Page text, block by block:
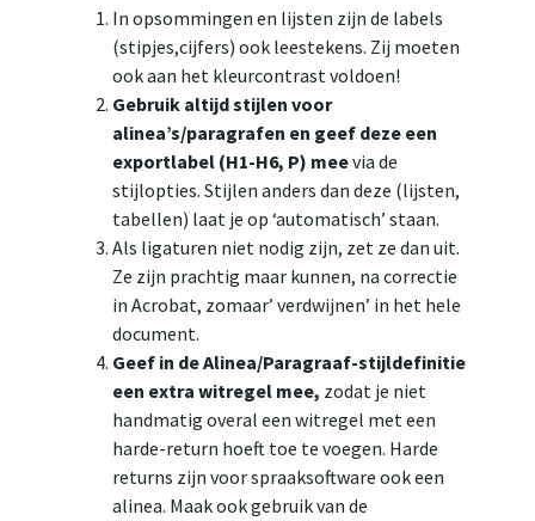
In opsommingen en lijsten zijn de labels
(stipjes,cijfers) ook leestekens. Zij moeten
ook aan het kleurcontrast voldoen!
Gebruik altijd stijlen voor
alinea’s/paragrafen en geef deze een
exportlabel (H1-H6, P) meevia de
stijlopties. Stijlen anders dan deze (lijsten,
tabellen) laat je op ‘automatisch’ staan.
Als ligaturen niet nodig zijn, zet ze dan uit.
Ze zijn prachtig maar kunnen, na correctie
in Acrobat, zomaar’ verdwijnen’ in het hele
document.
Geef in de Alinea/Paragraaf-stijldefinitie
een extra witregel mee, zodat je niet
handmatig overal een witregel met een
harde-return hoeft toe te voegen. Harde
returns zijn voor spraaksoftware ook een
alinea. Maak ook gebruik van de